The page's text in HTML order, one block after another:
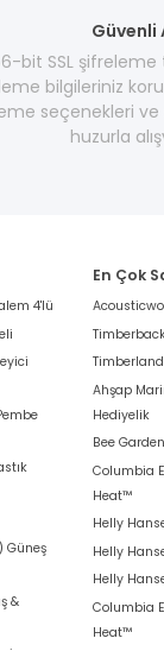
Güvenli
bit SSL şifreleme
bilgileriniz
seçenekleri ve
huzurla
4'lü
Güneş
&
En Çok
Ahşap
Hediyelik
Bee
Columbia
Heat™
Helly
Helly
Helly
Columbia
Heat™